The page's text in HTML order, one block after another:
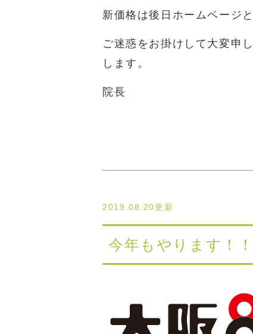
新価格は後日ホームページ
ご迷惑をお掛けして大変申
します。
院長
2019.08.20更新
今年もやります！